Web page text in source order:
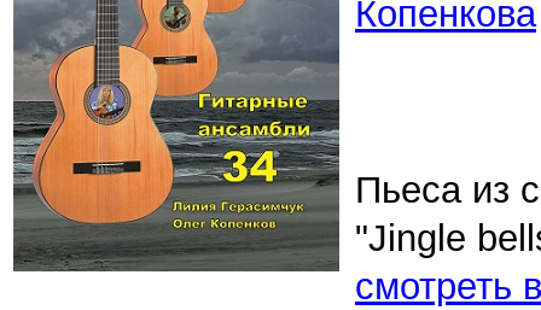
Копенкова
Пьеса из
"Jingle
смотреть